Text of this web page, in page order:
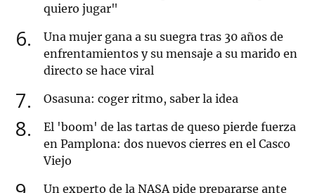
quiero jugar"
6
Una mujer gana a su suegra tras 30 años de
enfrentamientos y su mensaje a su marido en
directo se hace viral
7 Osasuna: coger ritmo, saber la idea
8
El 'boom' de las tartas de queso pierde fuerza
en Pamplona: dos nuevos cierres en el Casco
Viejo
Un experto de la NASA pide prepararse ante